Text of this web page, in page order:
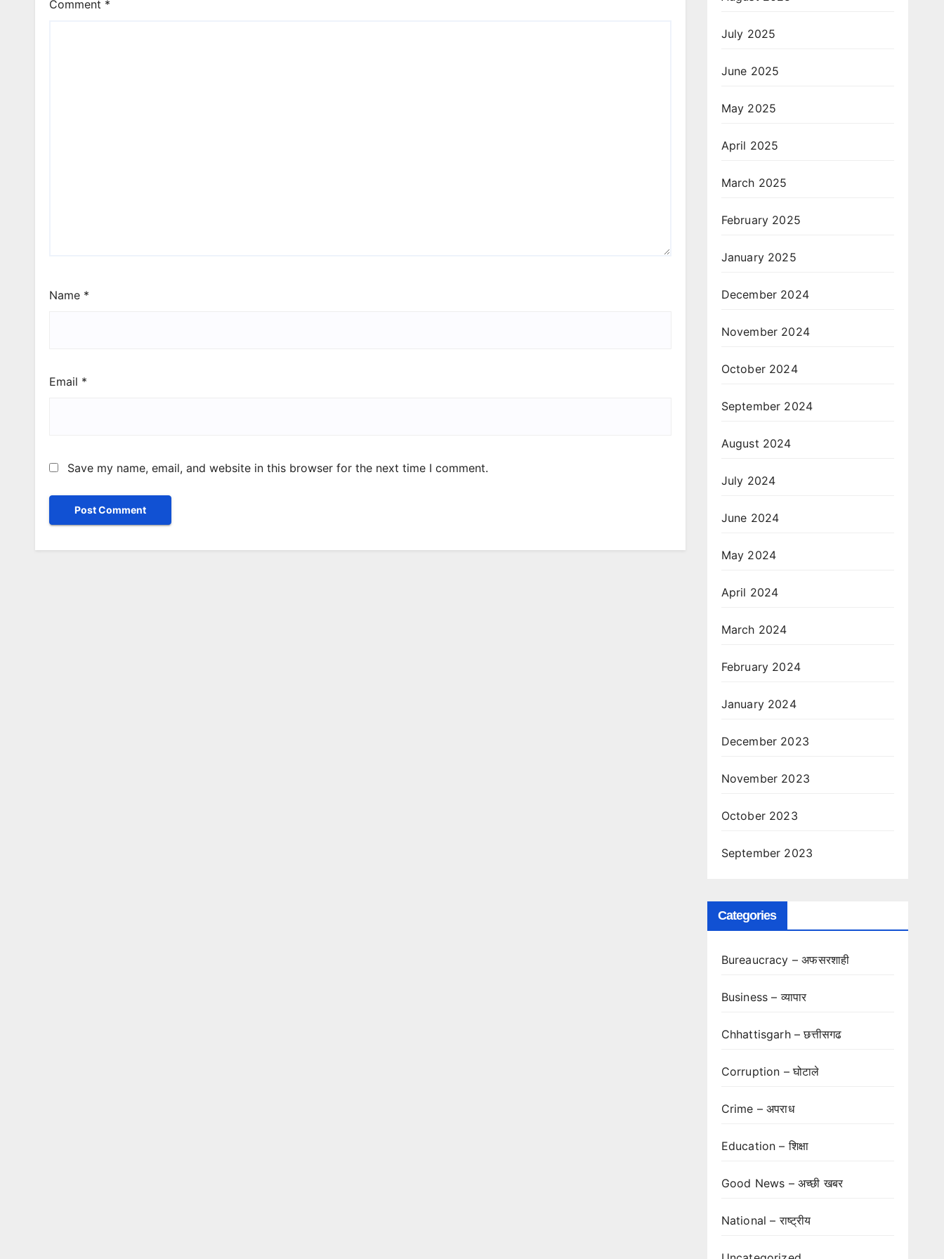
Comment *
Name *
Email *
Save my name, email, and website in this browser for the next time I comment.
July 2025
June 2025
May 2025
April 2025
March 2025
February 2025
January 2025
December 2024
November 2024
October 2024
September 2024
August 2024
July 2024
June 2024
May 2024
April 2024
March 2024
February 2024
January 2024
December 2023
November 2023
October 2023
September 2023
Categories
Bureaucracy – अफसरशाही
Business – व्यापार
Chhattisgarh – छत्तीसगढ
Corruption – घोटाले
Crime – अपराध
Education – शिक्षा
Good News – अच्छी खबर
National – राष्ट्रीय